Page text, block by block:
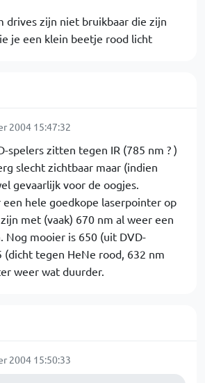
drives zijn niet bruikbaar die zijn
je een klein beetje rood licht
2004 15:47:32
spelers zitten tegen IR (785 nm ? )
slecht zichtbaar maar (indien
gevaarlijk voor de oogjes.
hele goedkope laserpointer op
met (vaak) 670 nm al weer een
Nog mooier is 650 (uit DVD-
(dicht tegen HeNe rood, 632 nm
weer wat duurder.
2004 15:50:33